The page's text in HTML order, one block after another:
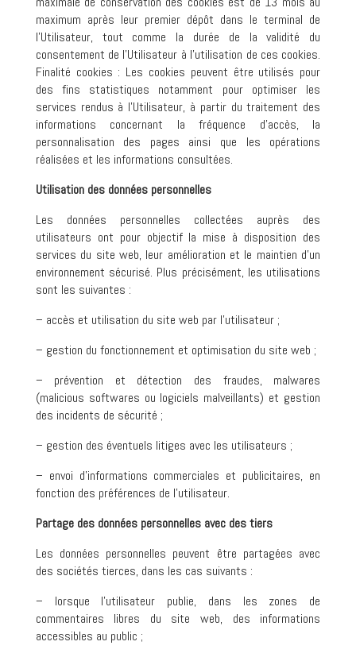
maximum après leur premier dépôt dans le terminal de
l’Utilisateur, tout comme la durée de la validité du
consentement de l’Utilisateur à l’utilisation de ces cookies.
Finalité cookies : Les cookies peuvent être utilisés pour
des fins statistiques notamment pour optimiser les
services rendus à l’Utilisateur, à partir du traitement des
informations concernant la fréquence d’accès, la
personnalisation des pages ainsi que les opérations
réalisées et les informations consultées.
Utilisation des données personnelles
Les données personnelles collectées auprès des
utilisateurs ont pour objectif la mise à disposition des
services du site web, leur amélioration et le maintien d’un
environnement sécurisé. Plus précisément, les utilisations
sont les suivantes :
– accès et utilisation du site web par l’utilisateur ;
– gestion du fonctionnement et optimisation du site web ;
– prévention et détection des fraudes, malwares
(malicious softwares ou logiciels malveillants) et gestion
des incidents de sécurité ;
– gestion des éventuels litiges avec les utilisateurs ;
– envoi d’informations commerciales et publicitaires, en
fonction des préférences de l’utilisateur.
Partage des données personnelles avec des tiers
Les données personnelles peuvent être partagées avec
des sociétés tierces, dans les cas suivants :
– lorsque l’utilisateur publie, dans les zones de
commentaires libres du site web, des informations
accessibles au public ;